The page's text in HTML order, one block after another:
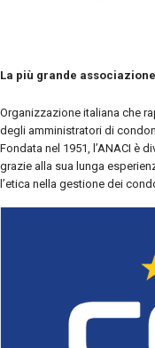
La più grande
Organizzazione italiana che
degli amministratori di
Fondata nel 1951, l’ANACI è
grazie alla sua lunga
l’etica nella gestione dei